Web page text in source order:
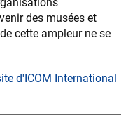
des musées et
cette ampleur ne se
d'ICOM International